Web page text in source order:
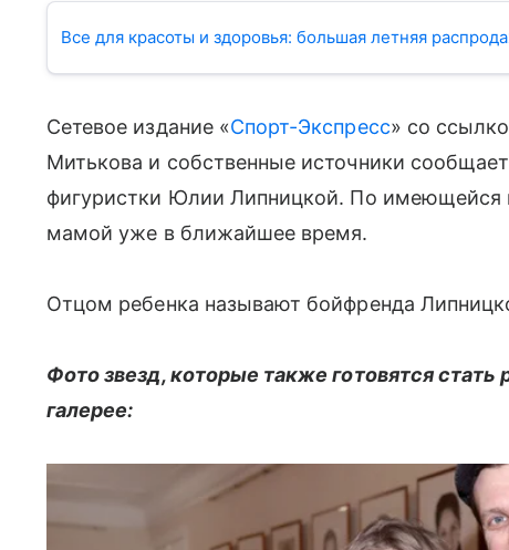
Все для красоты и здоровья: большая летняя
Сетевое издание «Спорт-Экспресс» со
Митькова и собственные источники
фигуристки Юлии Липницкой. По имеющейся
мамой уже в ближайшее время.
Отцом ребенка называют бойфренда
Фото звезд, которые также готовятся
галерее: